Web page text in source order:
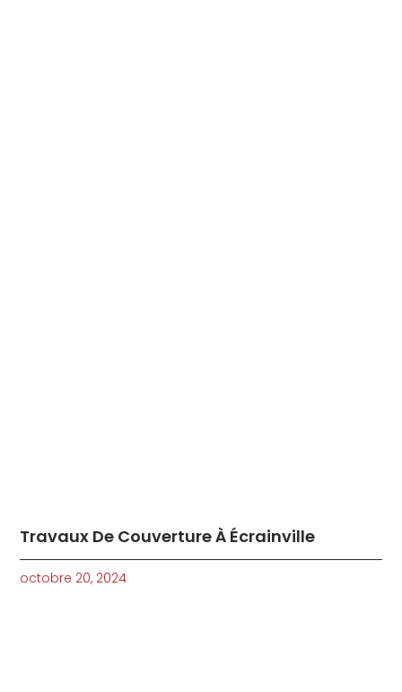
Travaux De Couverture À Écrainville
octobre 20, 2024